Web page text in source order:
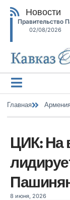
Новости
Правительство
02/08/2026
Главная
ЦИК: На
8 июня, 2026